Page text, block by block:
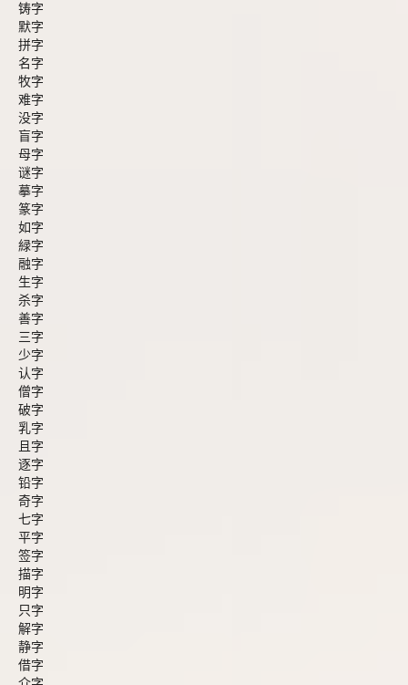
铸字
默字
拼字
名字
牧字
难字
没字
盲字
母字
谜字
摹字
篆字
如字
緑字
融字
生字
杀字
善字
三字
少字
认字
僧字
破字
乳字
且字
逐字
铅字
奇字
七字
平字
签字
描字
明字
只字
解字
静字
借字